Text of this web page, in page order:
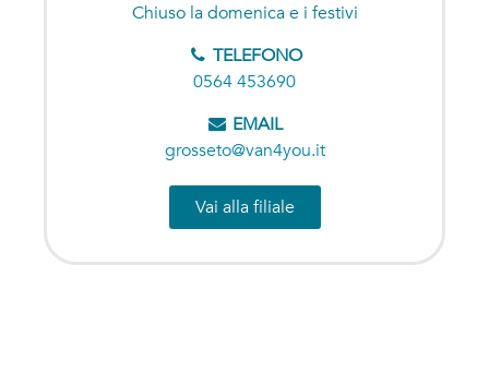
Chiuso la domenica e i festivi
TELEFONO
0564 453690
EMAIL
grosseto@van4you.it
Vai alla filiale